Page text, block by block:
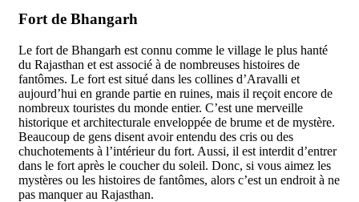
Fort de Bhangarh
Le fort de Bhangarh est connu comme le village le plus hanté
du Rajasthan et est associé à de nombreuses histoires de
fantômes. Le fort est situé dans les collines d’Aravalli et
aujourd’hui en grande partie en ruines, mais il reçoit encore de
nombreux touristes du monde entier. C’est une merveille
historique et architecturale enveloppée de brume et de mystère.
Beaucoup de gens disent avoir entendu des cris ou des
chuchotements à l’intérieur du fort. Aussi, il est interdit d’entrer
dans le fort après le coucher du soleil. Donc, si vous aimez les
mystères ou les histoires de fantômes, alors c’est un endroit à ne
pas manquer au Rajasthan.